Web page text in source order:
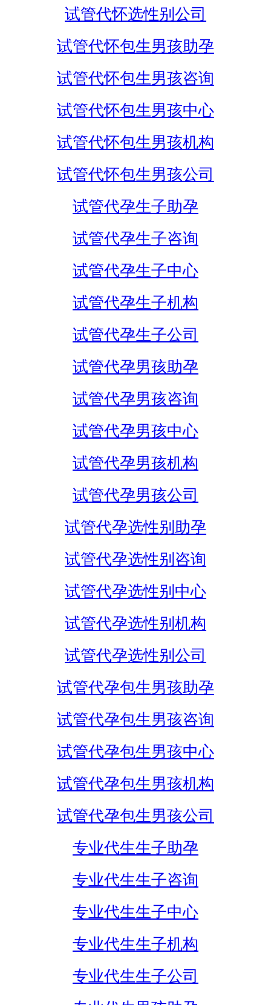
试管代怀选性别公司
试管代怀包生男孩助孕
试管代怀包生男孩咨询
试管代怀包生男孩中心
试管代怀包生男孩机构
试管代怀包生男孩公司
试管代孕生子助孕
试管代孕生子咨询
试管代孕生子中心
试管代孕生子机构
试管代孕生子公司
试管代孕男孩助孕
试管代孕男孩咨询
试管代孕男孩中心
试管代孕男孩机构
试管代孕男孩公司
试管代孕选性别助孕
试管代孕选性别咨询
试管代孕选性别中心
试管代孕选性别机构
试管代孕选性别公司
试管代孕包生男孩助孕
试管代孕包生男孩咨询
试管代孕包生男孩中心
试管代孕包生男孩机构
试管代孕包生男孩公司
专业代生生子助孕
专业代生生子咨询
专业代生生子中心
专业代生生子机构
专业代生生子公司